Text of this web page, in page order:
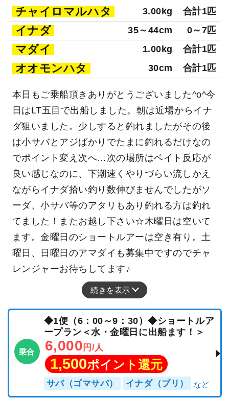
チャイロマルハタ 3.00kg 合計1匹
イナダ 35～44cm 0～7匹
マダイ 1.00kg 合計1匹
オオモンハタ 30cm 合計1匹
本日もご乗船頂きありがとうございました^o^今
日はLT五目で出船しました。朝は近場からイナ
ダ狙いました。少しすると釣れましたがその後
は小サバとアジばかりでたまに釣れるだけなの
でポイント変え次へ…次の場所はベイト反応が
良い感じなのに、下潮速くやりづらい流しかえ
ながらイナダ拾い釣り数伸びませんでしたがソ
ーダ、小サバ等のアタリもあり釣れる方は釣れ
てました！またお越し下さい☆木曜日は空いて
ます。金曜日のショートルアーは空き有り。土
曜日、日曜日のアマダイも募集中ですのでチャ
レンジャーお待ちしてます♪
続きを表示
乗合
◆1便（6：00～9：30）◆ショートルア
ープラン＜水・金曜日に出船ます！＞
6,000 円/人
1,500ポイント還元
サバ（ゴマサバ） イナダ（ブリ）